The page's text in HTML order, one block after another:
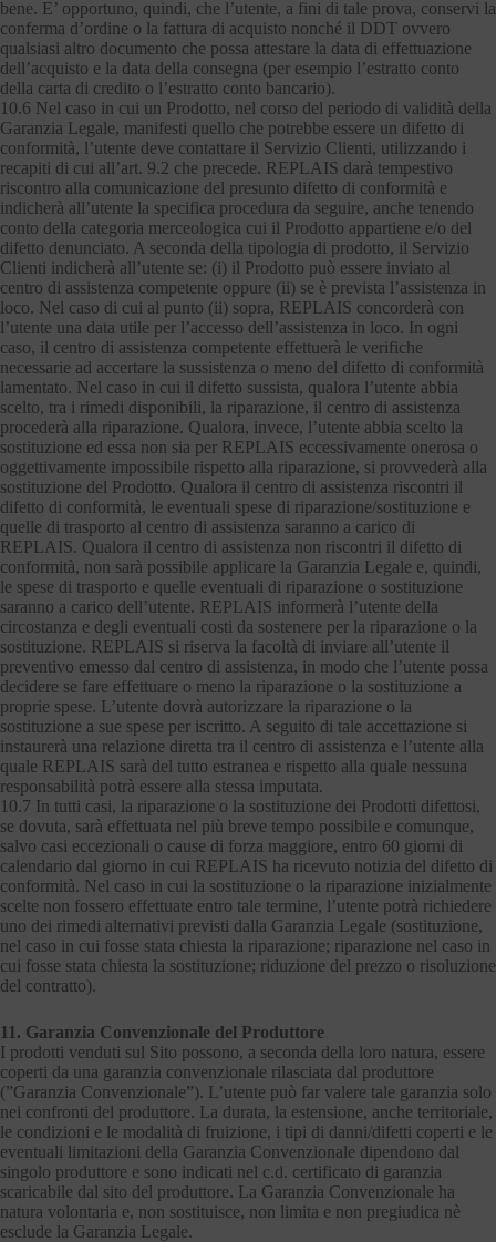
bene. E’ opportuno, quindi, che l’utente, a fini di tale prova, conservi la
conferma d’ordine o la fattura di acquisto nonché il DDT ovvero
qualsiasi altro documento che possa attestare la data di effettuazione
dell’acquisto e la data della consegna (per esempio l’estratto conto
della carta di credito o l’estratto conto bancario).
10.6 Nel caso in cui un Prodotto, nel corso del periodo di validità della
Garanzia Legale, manifesti quello che potrebbe essere un difetto di
conformità, l’utente deve contattare il Servizio Clienti, utilizzando i
recapiti di cui all’art. 9.2 che precede. REPLAIS darà tempestivo
riscontro alla comunicazione del presunto difetto di conformità e
indicherà all’utente la specifica procedura da seguire, anche tenendo
conto della categoria merceologica cui il Prodotto appartiene e/o del
difetto denunciato. A seconda della tipologia di prodotto, il Servizio
Clienti indicherà all’utente se: (i) il Prodotto può essere inviato al
centro di assistenza competente oppure (ii) se è prevista l’assistenza in
loco. Nel caso di cui al punto (ii) sopra, REPLAIS concorderà con
l’utente una data utile per l’accesso dell’assistenza in loco. In ogni
caso, il centro di assistenza competente effettuerà le verifiche
necessarie ad accertare la sussistenza o meno del difetto di conformità
lamentato. Nel caso in cui il difetto sussista, qualora l’utente abbia
scelto, tra i rimedi disponibili, la riparazione, il centro di assistenza
procederà alla riparazione. Qualora, invece, l’utente abbia scelto la
sostituzione ed essa non sia per REPLAIS eccessivamente onerosa o
oggettivamente impossibile rispetto alla riparazione, si provvederà alla
sostituzione del Prodotto. Qualora il centro di assistenza riscontri il
difetto di conformità, le eventuali spese di riparazione/sostituzione e
quelle di trasporto al centro di assistenza saranno a carico di
REPLAIS. Qualora il centro di assistenza non riscontri il difetto di
conformità, non sarà possibile applicare la Garanzia Legale e, quindi,
le spese di trasporto e quelle eventuali di riparazione o sostituzione
saranno a carico dell’utente. REPLAIS informerà l’utente della
circostanza e degli eventuali costi da sostenere per la riparazione o la
sostituzione. REPLAIS si riserva la facoltà di inviare all’utente il
preventivo emesso dal centro di assistenza, in modo che l’utente possa
decidere se fare effettuare o meno la riparazione o la sostituzione a
proprie spese. L’utente dovrà autorizzare la riparazione o la
sostituzione a sue spese per iscritto. A seguito di tale accettazione si
instaurerà una relazione diretta tra il centro di assistenza e l’utente alla
quale REPLAIS sarà del tutto estranea e rispetto alla quale nessuna
responsabilità potrà essere alla stessa imputata.
10.7 In tutti casi, la riparazione o la sostituzione dei Prodotti difettosi,
se dovuta, sarà effettuata nel più breve tempo possibile e comunque,
salvo casi eccezionali o cause di forza maggiore, entro 60 giorni di
calendario dal giorno in cui REPLAIS ha ricevuto notizia del difetto di
conformità. Nel caso in cui la sostituzione o la riparazione inizialmente
scelte non fossero effettuate entro tale termine, l’utente potrà richiedere
uno dei rimedi alternativi previsti dalla Garanzia Legale (sostituzione,
nel caso in cui fosse stata chiesta la riparazione; riparazione nel caso in
cui fosse stata chiesta la sostituzione; riduzione del prezzo o risoluzione
del contratto).
11. Garanzia Convenzionale del Produttore
I prodotti venduti sul Sito possono, a seconda della loro natura, essere
coperti da una garanzia convenzionale rilasciata dal produttore
(”Garanzia Convenzionale”). L’utente può far valere tale garanzia solo
nei confronti del produttore. La durata, la estensione, anche territoriale,
le condizioni e le modalità di fruizione, i tipi di danni/difetti coperti e le
eventuali limitazioni della Garanzia Convenzionale dipendono dal
singolo produttore e sono indicati nel c.d. certificato di garanzia
scaricabile dal sito del produttore. La Garanzia Convenzionale ha
natura volontaria e, non sostituisce, non limita e non pregiudica nè
esclude la Garanzia Legale.